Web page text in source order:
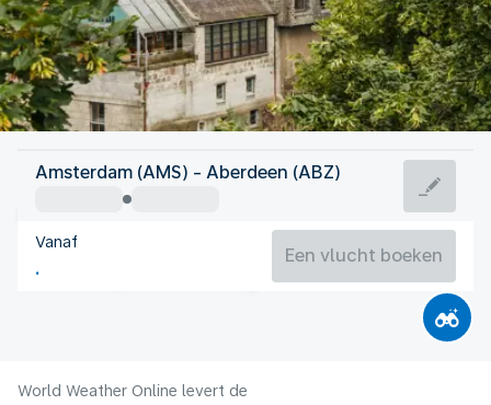
Verenigd Koninkrijk
Aberdeen
Verenigd Koninkrijk
Amsterdam (AMS) - Aberdeen (ABZ)
Vanaf
Een vlucht boeken
World Weather Online levert de